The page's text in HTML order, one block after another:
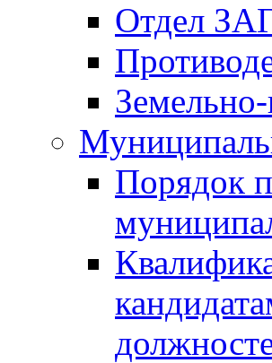
Отдел
Порядок